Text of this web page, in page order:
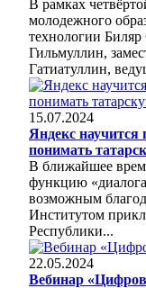
В рамках
молодежного
технологии
Гильмуллин,
Гатиатуллин,
15.07.2024
Яндекс научится
понимать
В ближайшее
функцию
возможным
Институтом
Республики...
22.05.2024
Вебинар